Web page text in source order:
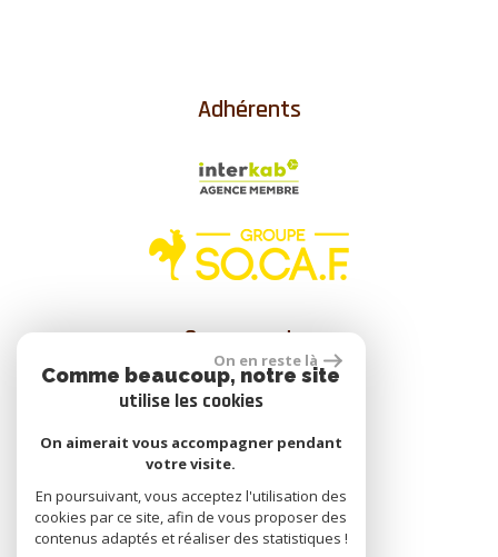
Adhérents
Se connecter
réalisé par
On en reste là
Comme beaucoup, notre site
utilise les cookies
On aimerait vous accompagner pendant
votre visite.
En poursuivant, vous acceptez l'utilisation des
cookies par ce site, afin de vous proposer des
contenus adaptés et réaliser des statistiques !